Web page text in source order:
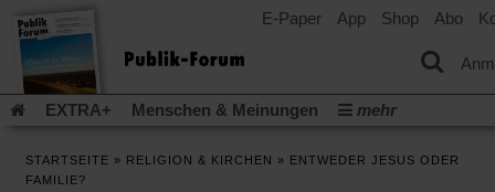
E-Paper App Shop Abo
EXTRA+ Menschen & Meinungen
mehr
Aufstehen & Handeln
STARTSEITE » RELIGION & KIRCHEN » ENTWEDER JESUS ODER
FAMILIE?